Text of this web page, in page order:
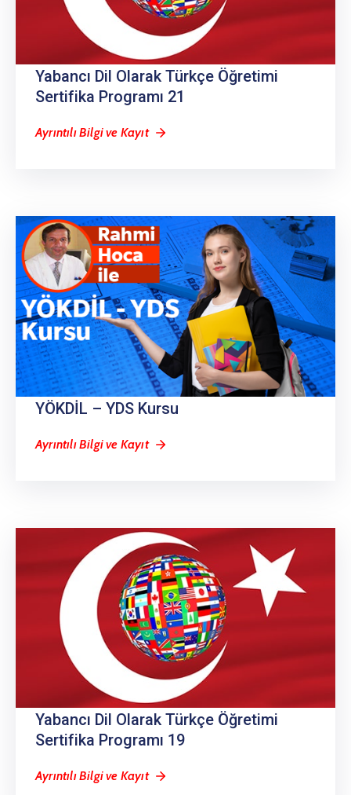
Yabancı Dil Olarak Türkçe Öğretimi
Sertifika Programı 21
Ayrıntılı Bilgi ve Kayıt
YÖKDİL – YDS Kursu
Ayrıntılı Bilgi ve Kayıt
Yabancı Dil Olarak Türkçe Öğretimi
Sertifika Programı 19
Ayrıntılı Bilgi ve Kayıt